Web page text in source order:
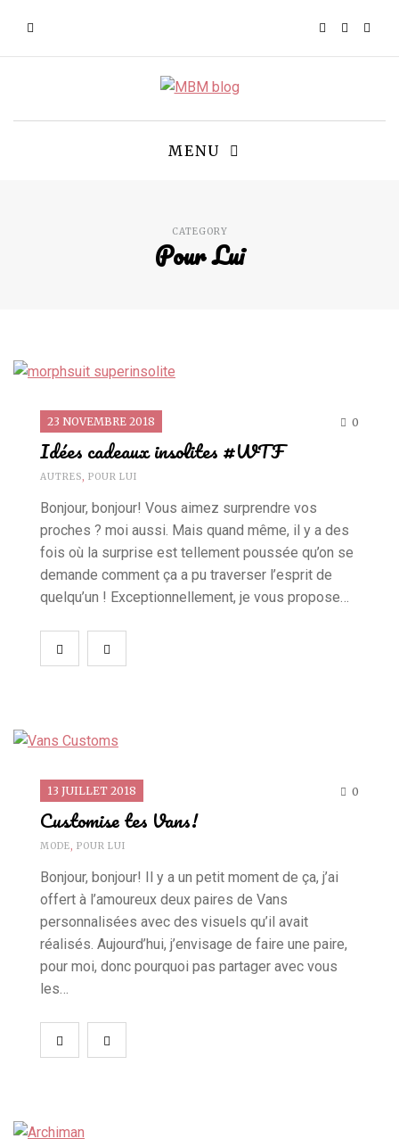
MENU
CATEGORY
Pour Lui
23 NOVEMBRE 2018 0
Idées cadeaux insolites #WTF
AUTRES POUR LUI
Bonjour, bonjour! Vous aimez surprendre vos
proches ? moi aussi. Mais quand même, il y a des
fois où la surprise est tellement poussée qu’on se
demande comment ça a pu traverser l’esprit de
quelqu’un ! Exceptionnellement, je vous propose…
13 JUILLET 2018 0
Customise tes Vans!
MODE, POUR LUI
Bonjour, bonjour! Il y a un petit moment de ça, j’ai
offert à l’amoureux deux paires de Vans
personnalisées avec des visuels qu’il avait
réalisés. Aujourd’hui, j’envisage de faire une paire,
pour moi, donc pourquoi pas partager avec vous
les…